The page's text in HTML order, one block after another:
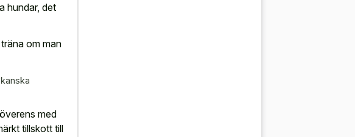
hundar, det
om man
med
tillskott till